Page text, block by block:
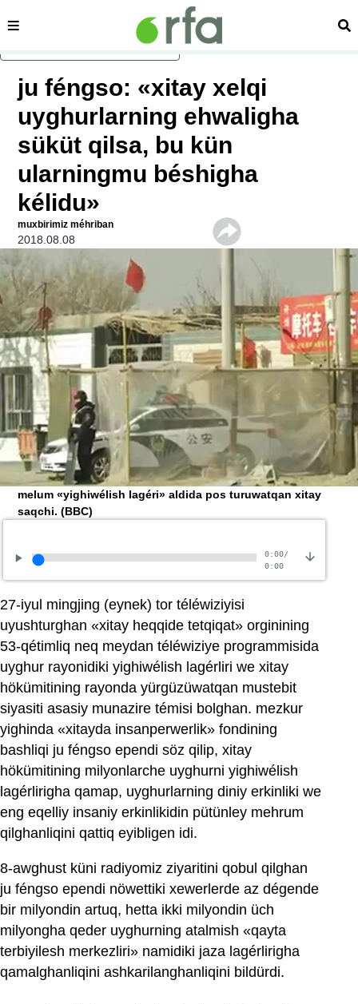
asasliq mezmungha atlang
sehipe
ju féngso: «xitay xelqi
uyghurlarning ehwaligha
süküt qilsa, bu kün
ularningmu béshigha
kélidu»
muxbirimiz méhriban
2018.08.08
melum «yighiwélish lagéri» aldida pos turuwatqan xitay
saqchi.(BBC)
0:00/
0:00
27-iyul mingjing (eynek) tor téléwiziyisi
uyushturghan «xitay heqqide tetqiqat» orginining
53-qétimliq neq meydan téléwiziye programmisida
uyghur rayonidiki yighiwélish lagérliri we xitay
hökümitining rayonda yürgüzüwatqan mustebit
siyasiti asasiy munazire témisi bolghan. mezkur
yighinda «xitayda insanperwerlik» fondining
bashliqi ju féngso ependi söz qilip, xitay
hökümitining milyonlarche uyghurni yighiwélish
lagérlirigha qamap, uyghurlarning diniy erkinliki we
eng eqelliy insaniy erkinlikidin pütünley mehrum
qilghanliqini qattiq eyibligen idi.
8-awghust küni radiyomiz ziyaritini qobul qilghan
ju féngso ependi nöwettiki xewerlerde az dégende
bir milyondin artuq, hetta ikki milyondin üch
milyongha qeder uyghurning atalmish «qayta
terbiyilesh merkezliri» namidiki jaza lagérlirigha
qamalghanliqini ashkarilanghanliqini bildürdi.